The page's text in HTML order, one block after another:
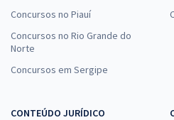
Mentoria para o Exame 47º - OAB (30
12x de
Concursos no Piauí
Concursos no Rio Grande do
Norte
Concursos em Sergipe
CONTEÚDO JURÍDICO